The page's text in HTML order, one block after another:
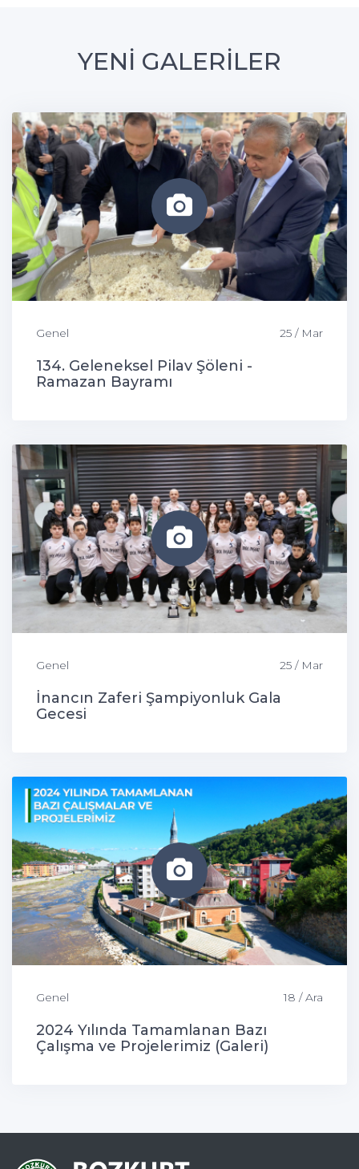
YENİ GALERİLER
Genel 25 / Mar
134. Geleneksel Pilav Şöleni -
Ramazan Bayramı
Genel 25 / Mar
İnancın Zaferi Şampiyonluk Gala
Gecesi
Genel 18 / Ara
2024 Yılında Tamamlanan Bazı
Çalışma ve Projelerimiz (Galeri)